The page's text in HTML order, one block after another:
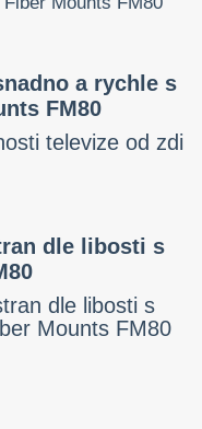
a rychle s
FM80
dle libosti s